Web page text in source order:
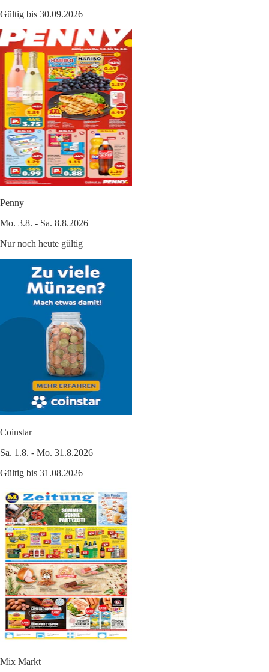
Gültig bis 30.09.2026
Penny
Mo. 3.8. - Sa. 8.8.2026
Nur noch heute gültig
Coinstar
Sa. 1.8. - Mo. 31.8.2026
Gültig bis 31.08.2026
Mix Markt